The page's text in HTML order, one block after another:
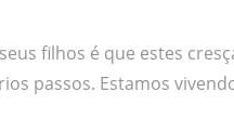
filhos é que estes
passos. Estamos